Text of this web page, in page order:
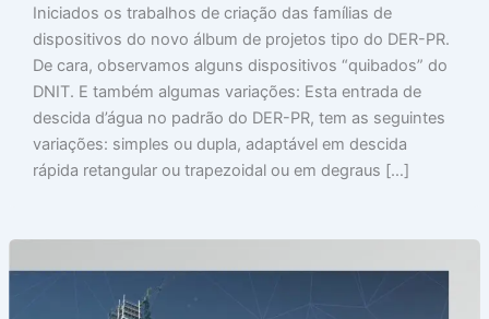
Iniciados os trabalhos de criação das famílias de
dispositivos do novo álbum de projetos tipo do DER-PR.
De cara, observamos alguns dispositivos “quibados” do
DNIT. E também algumas variações: Esta entrada de
descida d’água no padrão do DER-PR, tem as seguintes
variações: simples ou dupla, adaptável em descida
rápida retangular ou trapezoidal ou em degraus […]